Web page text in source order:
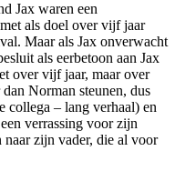
Jax waren een
als doel over vijf jaar
Maar als Jax onverwacht
als eerbetoon aan Jax
over vijf jaar, maar over
Norman steunen, dus
collega – lang verhaal) en
verrassing voor zijn
zijn vader, die al voor